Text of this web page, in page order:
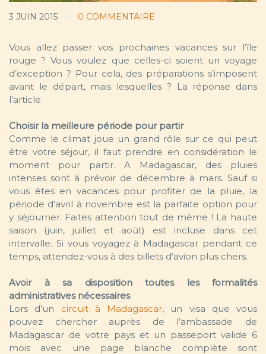
3 JUIN 2015 0 COMMENTAIRE
Vous allez passer vos prochaines vacances sur l’île
rouge ? Vous voulez que celles-ci soient un voyage
d’exception ? Pour cela, des préparations s’imposent
avant le départ, mais lesquelles ? La réponse dans
l’article.
Choisir la meilleure période pour partir
Comme le climat joue un grand rôle sur ce qui peut
être votre séjour, il faut prendre en considération le
moment pour partir. A Madagascar, des pluies
intenses sont à prévoir de décembre à mars. Sauf si
vous êtes en vacances pour profiter de la pluie, la
période d’avril à novembre est la parfaite option pour
y séjourner. Faites attention tout de même ! La haute
saison (juin, juillet et août) est incluse dans cet
intervalle. Si vous voyagez à Madagascar pendant ce
temps, attendez-vous à des billets d’avion plus chers.
Avoir à sa disposition toutes les formalités
administratives nécessaires
Lors d’un circuit à Madagascar, un visa que vous
pouvez chercher auprès de l’ambassade de
Madagascar de votre pays et un passeport valide 6
mois avec une page blanche complète sont